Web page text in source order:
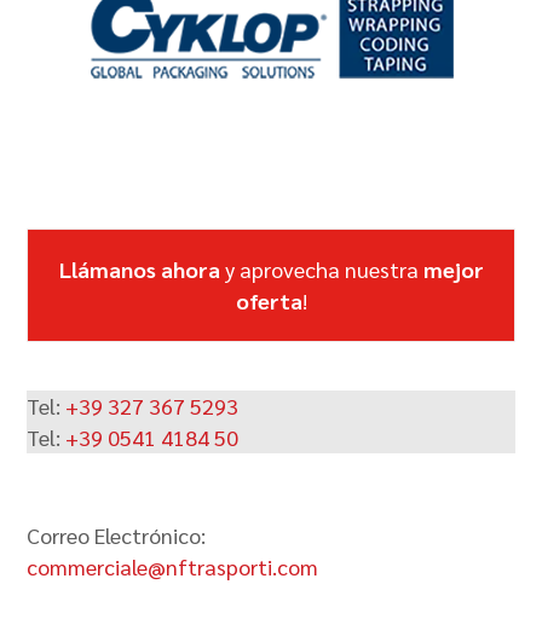
navigation
buttons
Llámanos ahora y aprovecha nuestra mejor
oferta!
Tel: +39 327 367 5293
Tel: +39 0541 4184 50
Correo Electrónico:
commerciale@nftrasporti.com